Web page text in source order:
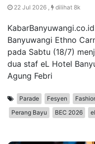
22 Jul 2026 , dilihat 8k
Banyuwangi Ethno
pada Sabtu (18/7)
dua staf eL Hotel
Agung Febri
Parade Fesyen
Perang Bayu
BEC 2026